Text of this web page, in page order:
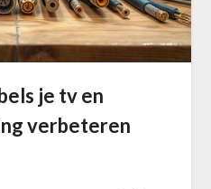
je tv en
verbeteren